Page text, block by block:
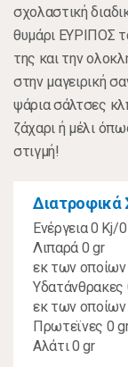
σχολαστική
θυμάρι ΕΥΡΙΠΟΣ
της και την
στην μαγειρική
ψάρια σάλτσες
ζάχαρι ή μέλι
στιγμή!
Διατροφικά
Ενέργεια 0 Kj/
Λιπαρά 0 gr
εκ των
Υδατάνθρακες
εκ των
Πρωτεϊνες 0
Αλάτι 0 gr